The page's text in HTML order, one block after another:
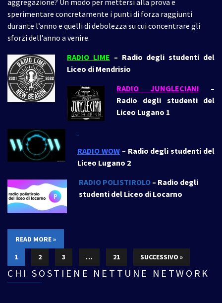
aggregazione? Un modo per mettersi alla prova e
sperimentare concretamente i punti di forza raggiunti
durante l’anno e quelli di debolezza su cui concentrare gli
sforzi dell’anno a venire.
RADIO LIME – Radio degli studenti del
Liceo di Mendrisio
RADIO JUNGLECIANI –
Radio degli studenti del
Liceo Lugano 1
RADIO WOW– Radio degli studenti del
Liceo Lugano 2
RADIO POLISTIROLO – Radio degli
studenti del Liceo di Locarno
READ MORE »
1
2 3 … 21 SUCCESSIVO »
CHI SOSTIENE NETTUNE NETWORK